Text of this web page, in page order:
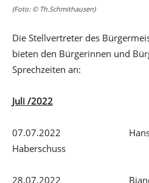
(Foto: © Th.Schmithausen)
Die Stellvertreter des
bieten den Bürgerinnen und
Sprechzeiten an:
Juli /2022
07.07.2022
Haberschuss
28.07.2022